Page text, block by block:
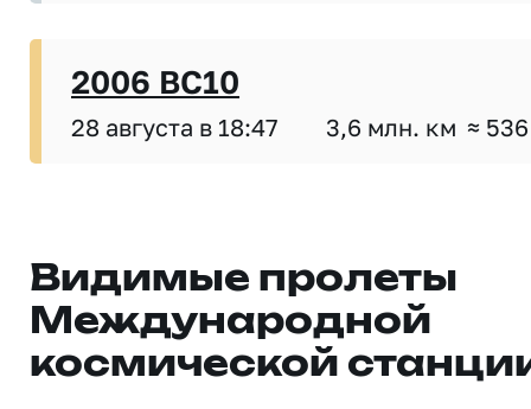
2006 BC10
28 августа в 18:47 3,6 млн. км ≈
Видимые пролеты
Международной
космической